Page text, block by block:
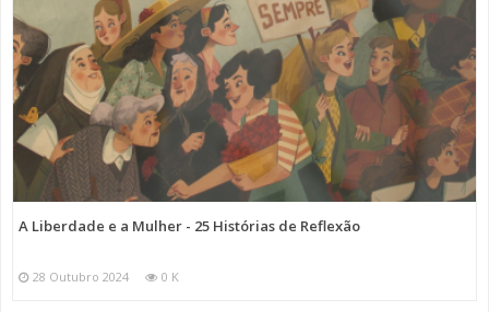
A Liberdade e a Mulher - 25 Histórias de Reflexão
28 Outubro 2024 0 K